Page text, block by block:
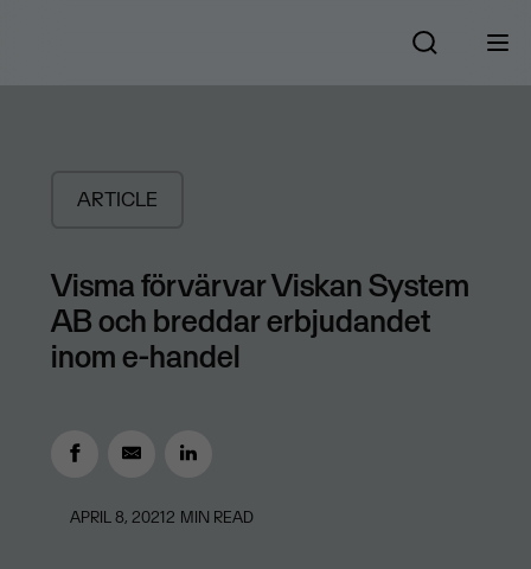
ARTICLE
Visma förvärvar Viskan System
AB och breddar erbjudandet
inom e-handel
APRIL 8, 20212 MIN READ